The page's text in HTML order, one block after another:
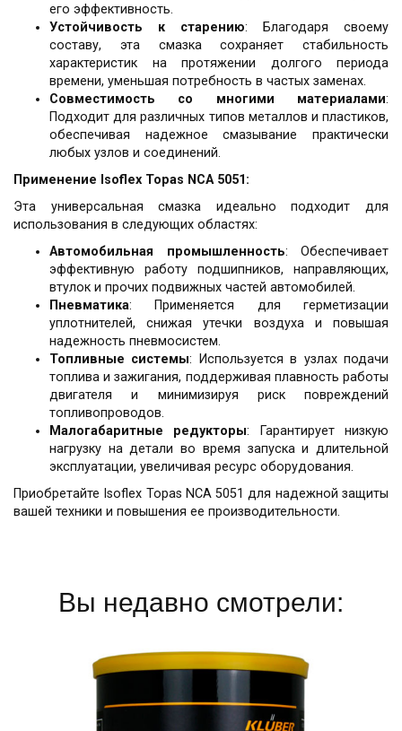
его эффективность.
Устойчивость к старению: Благодаря своему
составу, эта смазка сохраняет стабильность
характеристик на протяжении долгого периода
времени, уменьшая потребность в частых заменах.
Совместимость со многими материалами:
Подходит для различных типов металлов и пластиков,
обеспечивая надежное смазывание практически
любых узлов и соединений.
Применение Isoflex Topas NCA 5051:
Эта универсальная смазка идеально подходит для
использования в следующих областях:
Автомобильная промышленность: Обеспечивает
эффективную работу подшипников, направляющих,
втулок и прочих подвижных частей автомобилей.
Пневматика: Применяется для герметизации
уплотнителей, снижая утечки воздуха и повышая
надежность пневмосистем.
Топливные системы: Используется в узлах подачи
топлива и зажигания, поддерживая плавность работы
двигателя и минимизируя риск повреждений
топливопроводов.
Малогабаритные редукторы: Гарантирует низкую
нагрузку на детали во время запуска и длительной
эксплуатации, увеличивая ресурс оборудования.
Приобретайте Isoflex Topas NCA 5051 для надежной защиты
вашей техники и повышения ее производительности.
Вы недавно смотрели: